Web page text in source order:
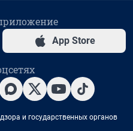
App Store
и государственных органов